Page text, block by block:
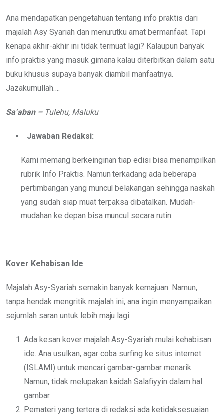
Ana mendapatkan pengetahuan tentang info praktis dari
majalah Asy Syariah dan menurutku amat bermanfaat. Tapi
kenapa akhir-akhir ini tidak termuat lagi? Kalaupun banyak
info praktis yang masuk gimana kalau diterbitkan dalam satu
buku khusus supaya banyak diambil manfaatnya.
Jazakumullah….
Sa’aban – Tulehu, Maluku
Jawaban Redaksi:
Kami memang berkeinginan tiap edisi bisa menampilkan
rubrik Info Praktis. Namun terkadang ada beberapa
pertimbangan yang muncul belakangan sehingga naskah
yang sudah siap muat terpaksa dibatalkan. Mudah-
mudahan ke depan bisa muncul secara rutin.
Kover Kehabisan Ide
Majalah Asy-Syariah semakin banyak kemajuan. Namun,
tanpa hendak mengritik majalah ini, ana ingin menyampaikan
sejumlah saran untuk lebih maju lagi.
Ada kesan kover majalah Asy-Syariah mulai kehabisan
ide. Ana usulkan, agar coba surfing ke situs internet
(ISLAMI) untuk mencari gambar-gambar menarik.
Namun, tidak melupakan kaidah Salafiyyin dalam hal
gambar.
Pemateri yang tertera di redaksi ada ketidaksesuaian